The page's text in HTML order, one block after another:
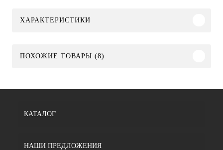
ХАРАКТЕРИСТИКИ
ПОХОЖИЕ ТОВАРЫ (8)
КАТАЛОГ
НАШИ ПРЕДЛОЖЕНИЯ